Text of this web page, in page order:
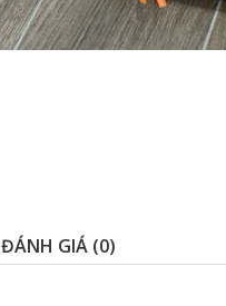
ĐÁNH GIÁ (0)